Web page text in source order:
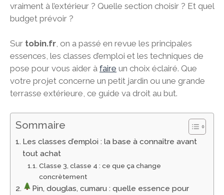
vraiment à l’extérieur ? Quelle section choisir ? Et quel
budget prévoir ?
Sur tobin.fr, on a passé en revue les principales
essences, les classes d’emploi et les techniques de
pose pour vous aider à faire un choix éclairé. Que
votre projet concerne un petit jardin ou une grande
terrasse extérieure, ce guide va droit au but.
Sommaire
Les classes d’emploi : la base à connaître avant
tout achat
Classe 3, classe 4 : ce que ça change
concrètement
Pin, douglas, cumaru : quelle essence pour